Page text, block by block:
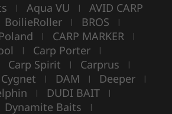
| Aqua VU | AVID CARP
BoilieRoller | BROS |
| CARP MARKER |
| Carp Porter |
Carp Spirit | Carprus |
Cygnet | DAM | Deeper |
| DUDI BAIT |
Dynamite Baits |